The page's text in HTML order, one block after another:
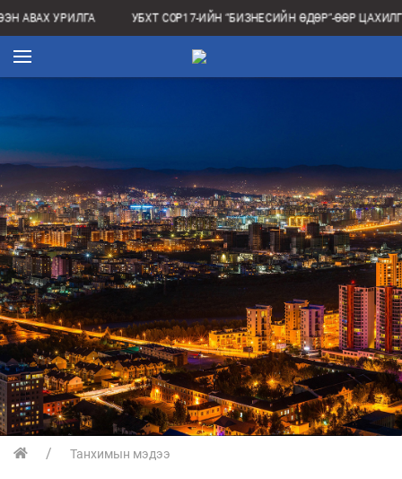
АВАХ УРИЛГА УБХТ COP17-ИЙН “БИЗНЕСИЙН ӨДӨР”-ӨӨР
Танхимын мэдээ